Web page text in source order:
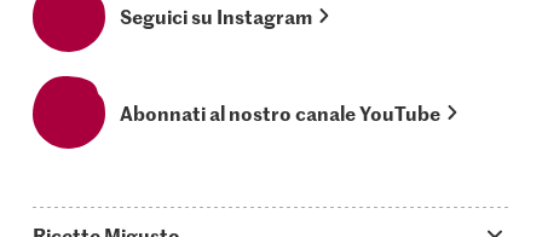
Seguici su Instagram
Abonnati al nostro canale YouTube